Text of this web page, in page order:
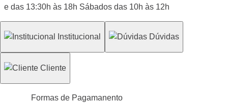
e das 13:30h às 18h Sábados das 10h às 12h
Institucional Dúvidas
Cliente
Formas de Pagamanento